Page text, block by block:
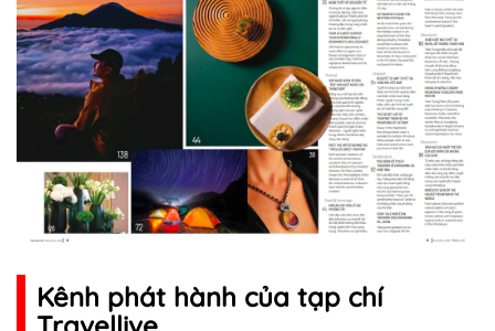
Kênh phát hành của tạp chí